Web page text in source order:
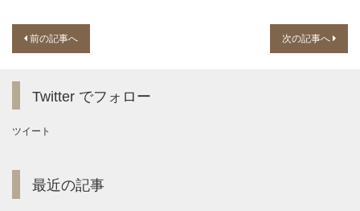
P
s
t
n
a
v
前の記事へ 次の記事へ
Twitter でフォロー
ツイート
最近の記事